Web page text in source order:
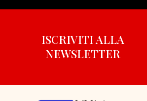
ISCRIVITI ALLA
NEWSLETTER